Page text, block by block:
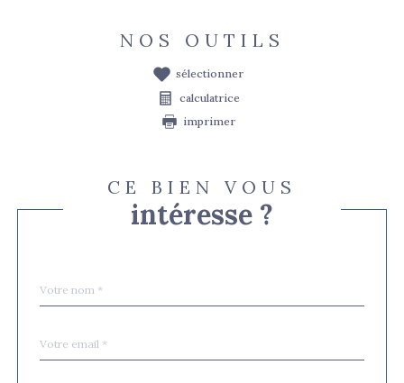
NOS OUTILS
sélectionner
calculatrice
imprimer
CE BIEN VOUS
intéresse ?
par
*
*